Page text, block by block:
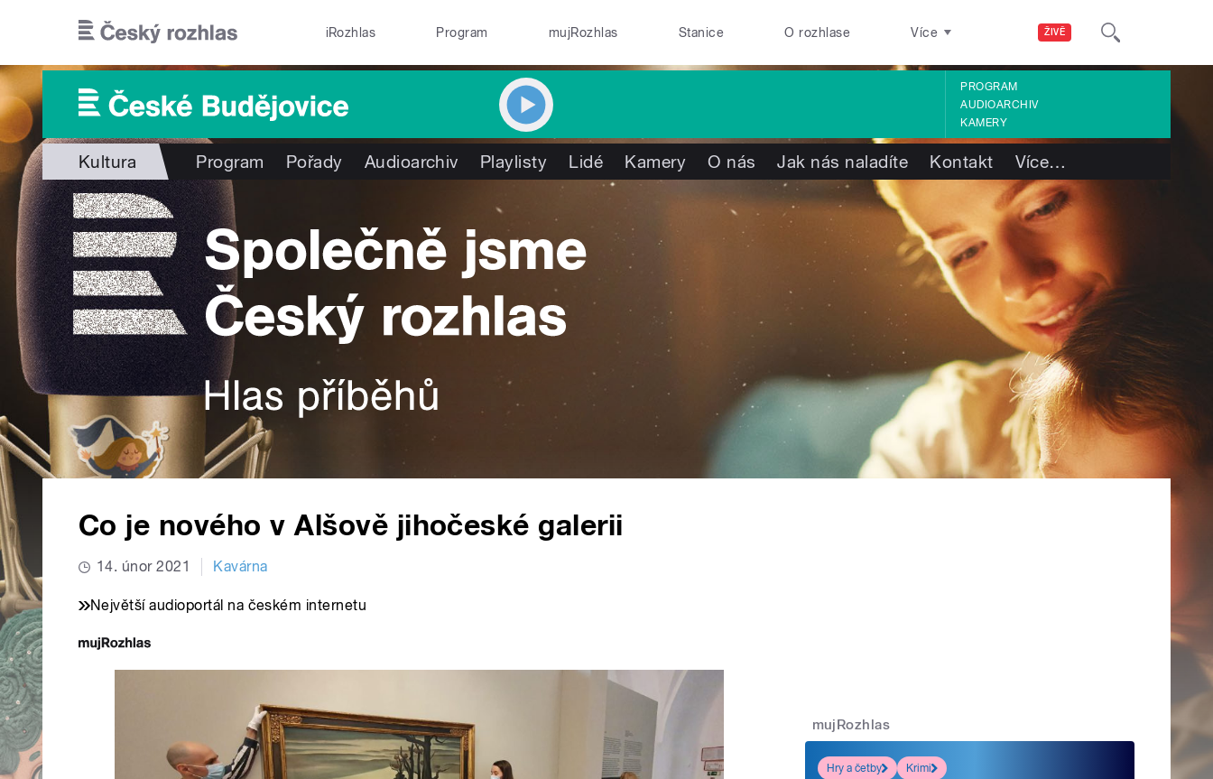
ŽIVĚ
iRozhlas Program mujRozhlas Stanice O rozhlase Více
PROGRAM
AUDIOARCHIV
KAMERY
Kultura Program Pořady Audioarchiv Playlisty Lidé Kamery O nás Jak nás naladíte Kontakt Více…
Co je nového v Alšově jihočeské galerii
14. únor 2021 Kavárna
Největší audioportál na českém internetu
mujRozhlas
Hry a četby
Krimi